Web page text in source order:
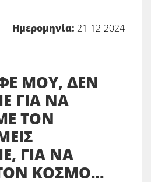
Ημερομηνία: 21-12-2024
ΜΟΥ, ΔΕΝ
ΓΙΑ ΝΑ
ΤΟΝ
ΓΙΑ ΝΑ
ΚΟΣΜΟ…